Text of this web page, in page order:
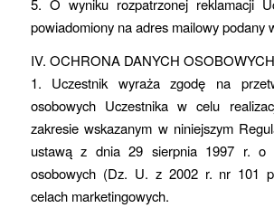
powiadomiony na adres mailowy podany
IV. OCHRONA DANYCH OSOBOWYCH
1. Uczestnik wyraża zgodę na
osobowych Uczestnika w celu
zakresie wskazanym w niniejszym
ustawą z dnia 29 sierpnia 1997 r. o
osobowych (Dz. U. z 2002 r. nr 101
celach marketingowych.